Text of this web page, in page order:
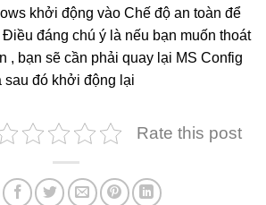
khởi động vào Chế độ an toàn để
Điều đáng chú ý là nếu bạn muốn thoát
, bạn sẽ cần phải quay lại MS Config
sau đó khởi động lại
Rate this post